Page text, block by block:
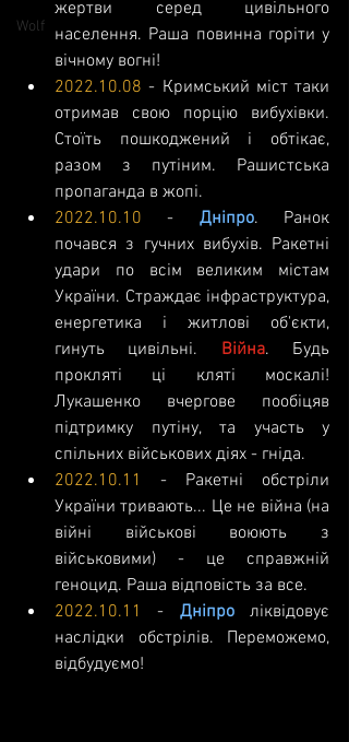
Wolf
жертви серед цивільного
населення. Раша повинна горіти у
вічному вогні!
2022.10.08 - Кримський міст таки
отримав свою порцію вибухівки.
Стоїть пошкоджений і обтікає,
разом з путіним. Рашистська
пропаганда в жопі.
2022.10.10 - Дніпро. Ранок
почався з гучних вибухів. Ракетні
удари по всім великим містам
України. Страждає інфраструктура,
енергетика і житлові об'єкти,
гинуть цивільні. Війна. Будь
прокляті ці кляті москалі!
Лукашенко вчергове пообіцяв
підтримку путіну, та участь у
спільних військових діях - гніда.
2022.10.11
- Ракетні обстріли
України тривають... Це не війна (на
війні військові воюють з
військовими) - це справжній
геноцид. Раша відповість за все.
2022.10.11
- Дніпро ліквідовує
наслідки обстрілів. Переможемо,
відбудуємо!